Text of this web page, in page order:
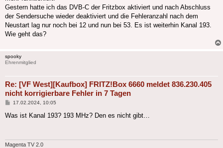
Gestern hatte ich das DVB-C der Fritzbox aktiviert und nach Abschluss
der Sendersuche wieder deaktiviert und die Fehleranzahl nach dem
Neustart lag nur noch bei 12 und nun bei 53. Es ist weiterhin Kanal 193.
Wie geht das?
spooky
Ehrenmitglied
Re: [VF West][Kaufbox] FRITZ!Box 6660 meldet 836.230.405
nicht korrigierbare Fehler in 7 Tagen
Beitrag
17.02.2024, 10:05
Was ist Kanal 193? 193 MHz? Den es nicht gibt…
Magenta TV 2.0